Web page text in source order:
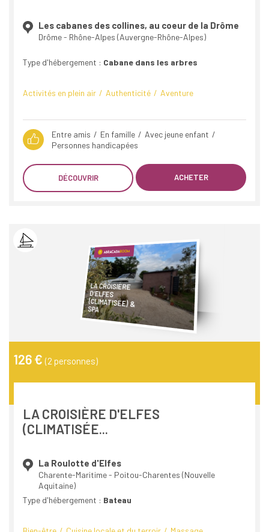
Les cabanes des collines, au coeur de la Drôme
Drôme - Rhône-Alpes (Auvergne-Rhône-Alpes)
Type d'hébergement : Cabane dans les arbres
Activités en plein air Authenticité Aventure
Entre amis En famille
Avec jeune enfant
Personnes handicapées
DÉCOUVRIR ACHETER
LA CROISIÈRE
D'ELFES
(CLIMATISÉE) &
SPA
126 € (2 personnes)
LA CROISIÈRE D'ELFES
(CLIMATISÉE...
La Roulotte d'Elfes
Charente-Maritime - Poitou-Charentes (Nouvelle
Aquitaine)
Type d'hébergement : Bateau